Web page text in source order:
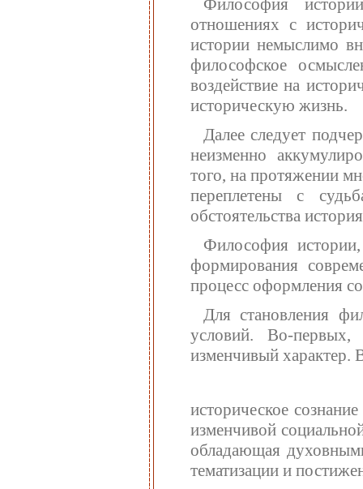
Философия
отношениях с
истории немыслимо
философское
воздействие на
историческую жизнь.
Далее следует
неизменно
того, на протяжении
переплетены с
обстоятельства
Философия истории,
формирования
процесс оформления
Для становления
условий. Во-
изменчивый
историческое
изменчивой
обладающая
тематизации и